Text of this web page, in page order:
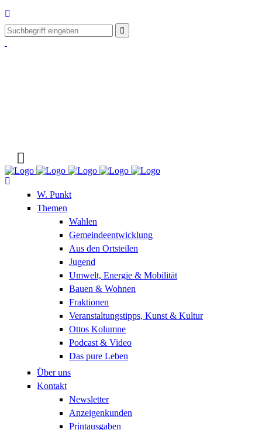
W. Punkt
Themen
Wahlen
Gemeindeentwicklung
Aus den Ortsteilen
Jugend
Umwelt, Energie & Mobilität
Bauen & Wohnen
Fraktionen
Veranstaltungstipps, Kunst & Kultur
Ottos Kolumne
Podcast & Video
Das pure Leben
Über uns
Kontakt
Newsletter
Anzeigenkunden
Printausgaben